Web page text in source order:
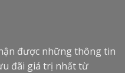
được những thông tin
đãi giá trị nhất từ